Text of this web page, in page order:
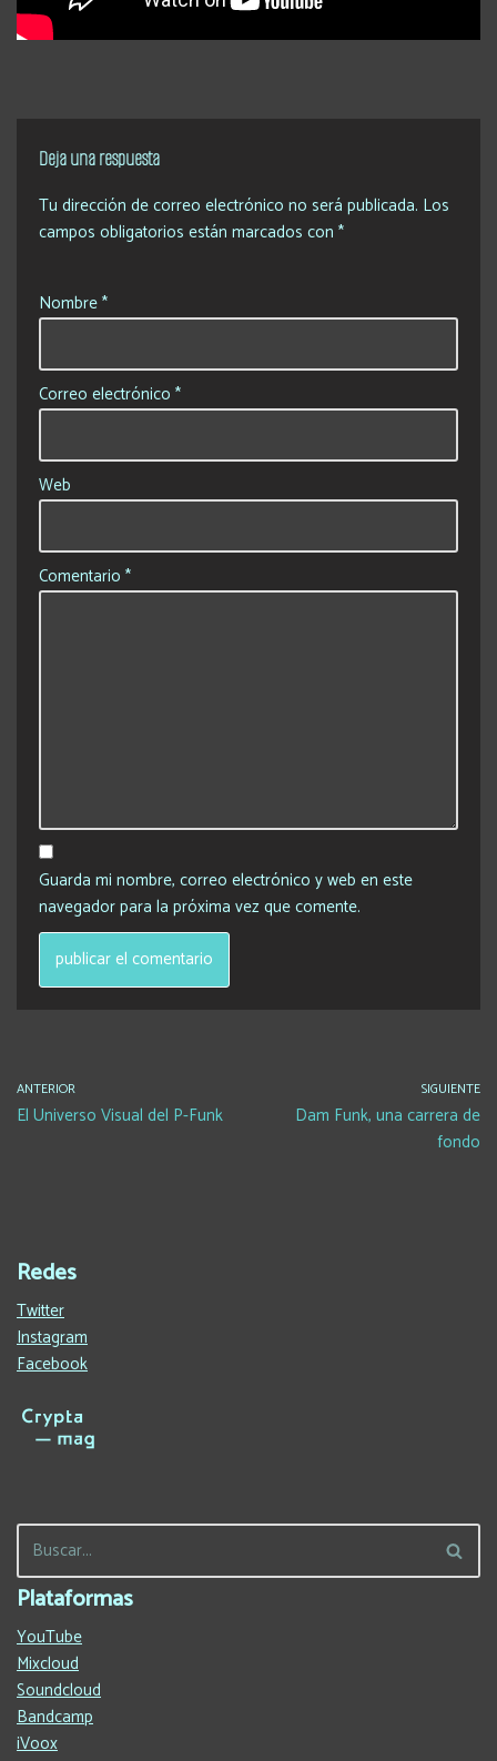
Deja una respuesta
Tu dirección de correo electrónico no será publicada. Los
campos obligatorios están marcados con *
Nombre*
Correo electrónico *
Web
Comentario *
Guarda mi nombre, correo electrónico y web en este
navegador para la próxima vez que comente.
ANTERIOR
El Universo Visual del P-Funk
SIGUIENTE
Dam Funk, una carrera de
fondo
Redes
Twitter
Instagram
Facebook
Plataformas
YouTube
Mixcloud
Soundcloud
Bandcamp
iVoox